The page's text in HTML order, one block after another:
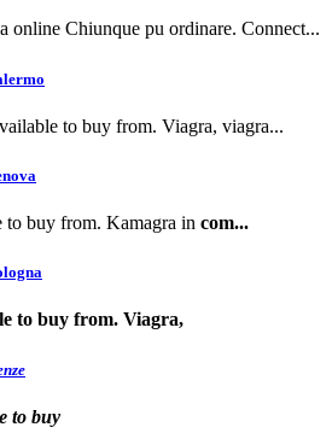
online Chiunque pu ordinare. Connect...
to buy from. Viagra, viagra...
to buy from. Kamagra in com...
to buy from. Viagra,
to buy